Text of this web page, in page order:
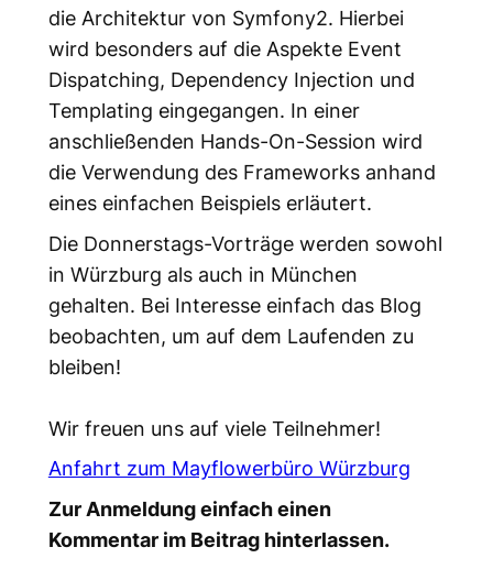
die Architektur von Symfony2. Hierbei
wird besonders auf die Aspekte Event
Dispatching, Dependency Injection und
Templating eingegangen. In einer
anschließenden Hands-On-Session wird
die Verwendung des Frameworks anhand
eines einfachen Beispiels erläutert.
Die Donnerstags-Vorträge werden sowohl
in Würzburg als auch in München
gehalten. Bei Interesse einfach das Blog
beobachten, um auf dem Laufenden zu
bleiben!
Wir freuen uns auf viele Teilnehmer!
Anfahrt zum Mayflowerbüro Würzburg
Zur Anmeldung einfach einen
Kommentar im Beitrag hinterlassen.